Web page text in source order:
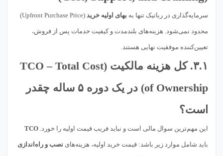
سرمایه‌گذاری در رباتیک تنها به بهای اولیه خرید (Upfront Purchase Price)
محدود نمی‌شود. هزینه‌های بلندمدت و کیفیت خدمات پس از فروش،
تعیین‌کننده موفقیت نهایی هستند.
۳.۱. کل هزینه مالکیت (TCO – Total Cost
of Ownership) در یک دوره ۵ ساله چقدر
است؟
این مهم‌ترین سوال مالی است و نباید فریب قیمت اولیه را خورد. TCO
باید شامل موارد زیر باشد: قیمت خرید اولیه، هزینه‌های نصب و راه‌اندازی